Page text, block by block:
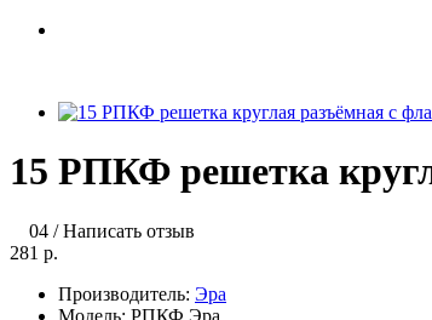
15 РПКФ решетка
04 /Написать отзыв
281 р.
Производитель: Эра
Модель: РПКФ Эра